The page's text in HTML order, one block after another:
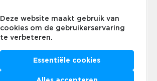
Deze website maakt gebruik van
cookies om de gebruikerservaring
te verbeteren.
Essentiële cookies